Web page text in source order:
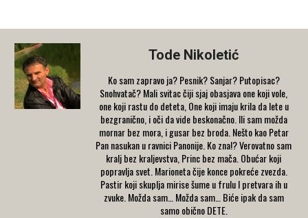
Tode Nikoletić
Ko sam zapravo ja? Pesnik? Sanjar? Putopisac?
Snohvatač? Mali svitac čiji sjaj obasjava one koji vole,
one koji rastu do deteta, One koji imaju krila da lete u
bezgranično, i oči da vide beskonačno. Ili sam možda
mornar bez mora, i gusar bez broda. Nešto kao Petar
Pan nasukan u ravnici Panonije. Ko zna!? Verovatno sam
kralj bez kraljevstva, Princ bez mača. Obućar koji
popravlja svet. Marioneta čije konce pokreće zvezda.
Pastir koji skuplja mirise šume u frulu I pretvara ih u
zvuke. Možda sam… Možda sam… Biće ipak da sam
samo obično DETE.